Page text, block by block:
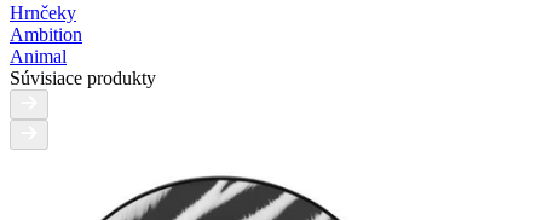
Hrnčeky
Ambition
Animal
Súvisiace produkty